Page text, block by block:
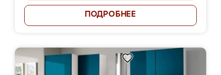
ПОДРОБНЕЕ